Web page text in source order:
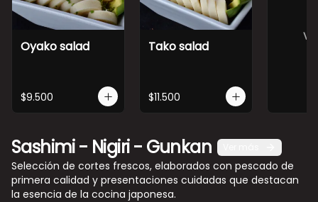
Oyako salad
$9.500
Tako salad
$11.500
Sashimi - Nigiri - Gunkan
Selección de cortes frescos, elaborados con pescado de
primera calidad y presentaciones cuidadas que destacan
la esencia de la cocina japonesa.